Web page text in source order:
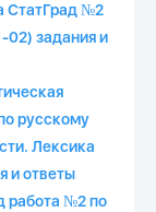
СтатГрад №2
02) задания и
русскому
Лексика
и ответы
работа №2 по